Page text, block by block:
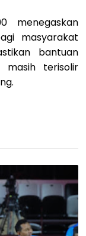
menegaskan
masyarakat
bantuan
masih terisolir